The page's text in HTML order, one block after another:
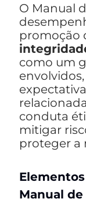
O Manual
promoção
como um
conduta
mitigar
proteger a
Manual